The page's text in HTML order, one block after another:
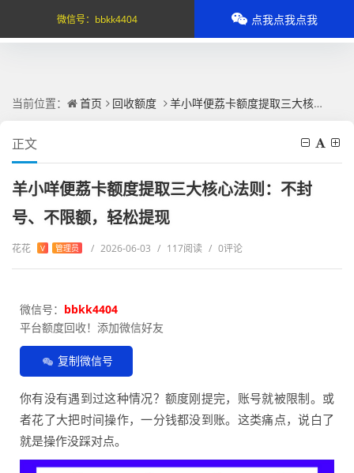
当前位置： 首页 回收额度 羊小咩便荔卡额度提取三大核心法则：不封号、不限额，轻松提现
正文
羊小咩便荔卡额度提取三大核心法则：不封
号、不限额，轻松提现
花花 V 管理员 / 2026-06-03 / 117阅读 / 0评论
微信号： bbkk4404
平台额度回收！添加微信好友
复制微信号
你有没有遇到过这种情况？额度刚提完，账号就被限制。或
者花了大把时间操作，一分钱都没到账。这类痛点，说白了
就是操作没踩对点。
微信号： bbkk4404 点我点我点我